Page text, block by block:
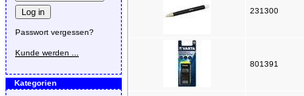
Passwort vergessen?
Kunde werden ...
Kategorien
231300
801391